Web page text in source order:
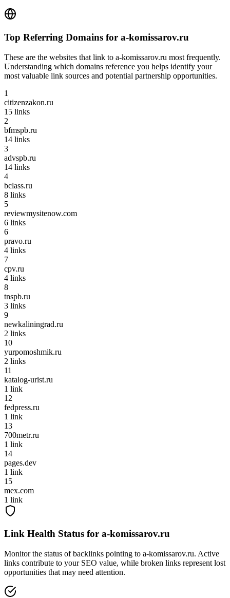
Top Referring Domains for a-komissarov.ru
These are the websites that link to a-komissarov.ru most frequently.
Understanding which domains reference you helps identify your
most valuable link sources and potential partnership opportunities.
1
citizenzakon.ru
15 links
2
bfmspb.ru
14 links
3
advspb.ru
14 links
4
bclass.ru
8 links
5
reviewmysitenow.com
6 links
6
pravo.ru
4 links
7
cpv.ru
4 links
8
tnspb.ru
3 links
9
newkaliningrad.ru
2 links
10
yurpomoshmik.ru
2 links
11
katalog-urist.ru
1 link
12
fedpress.ru
1 link
13
700metr.ru
1 link
14
pages.dev
1 link
15
mex.com
1 link
Link Health Status for a-komissarov.ru
Monitor the status of backlinks pointing to a-komissarov.ru. Active
links contribute to your SEO value, while broken links represent lost
opportunities that may need attention.